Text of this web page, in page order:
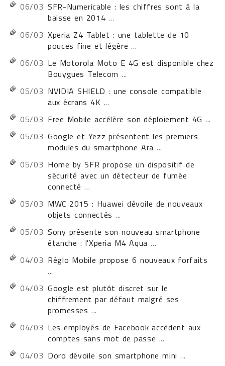
06/03 SFR-Numericable : les chiffres sont à la
baisse en 2014 ...
06/03 Xperia Z4 Tablet : une tablette de 10
pouces fine et légère ...
06/03 Le Motorola Moto E 4G est disponible chez
Bouygues Telecom ...
05/03 NVIDIA SHIELD : une console compatible
aux écrans 4K ...
05/03 Free Mobile accélère son déploiement 4G...
05/03 Google et Yezz présentent les premiers
modules du smartphone Ara ...
05/03 Home by SFR propose un dispositif de
sécurité avec un détecteur de fumée
connecté ...
05/03 MWC 2015 : Huawei dévoile de nouveaux
objets connectés ...
05/03 Sony présente son nouveau smartphone
étanche : l'Xperia M4 Aqua ...
04/03 Réglo Mobile propose 6 nouveaux forfaits
...
04/03 Google est plutôt discret sur le
chiffrement par défaut malgré ses
promesses ...
04/03 Les employés de Facebook accèdent aux
comptes sans mot de passe ...
04/03 Doro dévoile son smartphone mini ...